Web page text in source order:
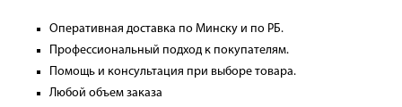
Оперативная доставка по Минску и по РБ.
Профессиональный подход к покупателям.
Помощь и консультация при выборе товара.
Любой объем заказа